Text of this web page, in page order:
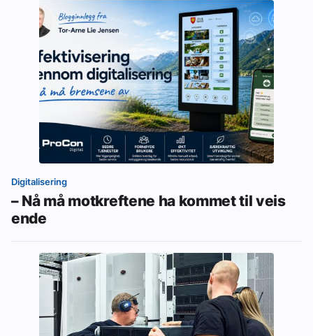
Digitalisering
– Nå må motkreftene ha kommet til veis
ende